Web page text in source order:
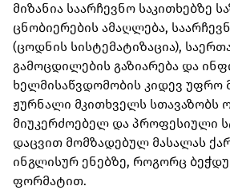
მიზანია საარჩევნო საკითხებზე
ცნობიერების ამაღლება,
(ცოდნის სისტემატიზაცია),
გამოცდილების გაზიარება და
ხელმისაწვდომობის კიდევ უფრო
ჟურნალი მკითხველს სთავაზობს
მიუკერძოებელ და პროფესიული
დაცვით მომზადებულ მასალას
ინგლისურ ენებზე, როგორც
ფორმატით.